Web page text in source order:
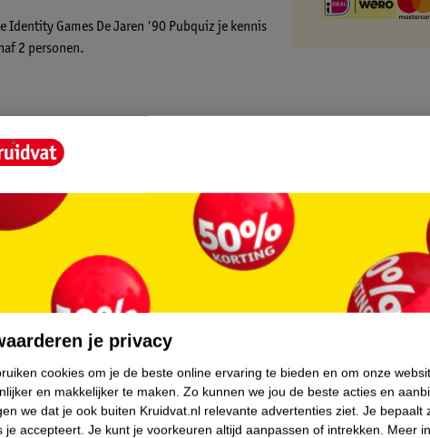
Identity Games De Jaren '90 Pubquiz je kennis
2 personen.
Score.
je privacy
cookies om je de beste online ervaring te bieden en om onze
en makkelijker te maken. Zo kunnen we jou de beste acties en
we dat je ook buiten Kruidvat.nl relevante advertenties ziet. Je bepaalt
je accepteert. Je kunt je voorkeuren altijd aanpassen of intrekken. Meer